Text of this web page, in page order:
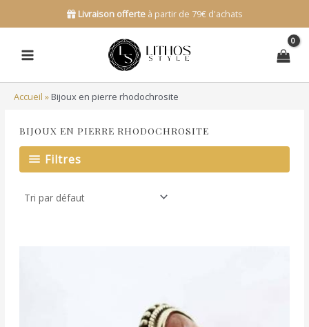
Livraison offerte à partir de 79€ d'achats
Accueil » Bijoux en pierre rhodochrosite
BIJOUX EN PIERRE RHODOCHROSITE
Filtres